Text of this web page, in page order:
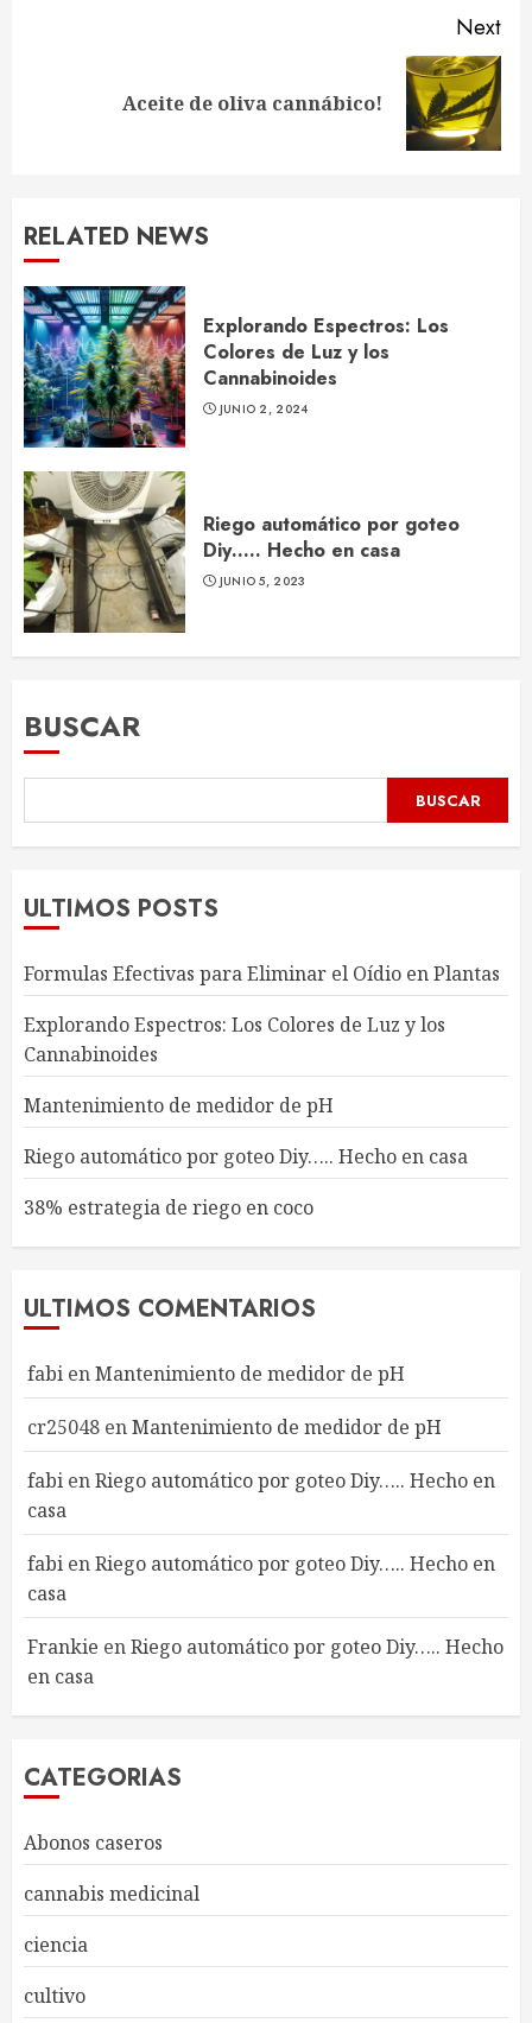
Next
Aceite de oliva cannábico!
RELATED NEWS
Explorando Espectros: Los
Colores de Luz y los
Cannabinoides
JUNIO 2, 2024
Riego automático por goteo
Diy….. Hecho en casa
JUNIO 5, 2023
BUSCAR
BUSCAR
ULTIMOS POSTS
Formulas Efectivas para Eliminar el Oídio en Plantas
Explorando Espectros: Los Colores de Luz y los
Cannabinoides
Mantenimiento de medidor de pH
Riego automático por goteo Diy….. Hecho en casa
38% estrategia de riego en coco
ULTIMOS COMENTARIOS
fabi enMantenimiento de medidor de pH
cr25048 enMantenimiento de medidor de pH
fabi enRiego automático por goteo Diy….. Hecho en
casa
fabi enRiego automático por goteo Diy….. Hecho en
casa
Frankie enRiego automático por goteo Diy….. Hecho
en casa
CATEGORIAS
Abonos caseros
cannabis medicinal
ciencia
cultivo